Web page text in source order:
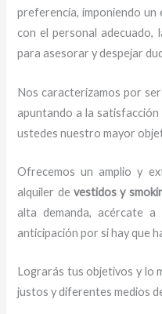
preferencia, imponiendo un
con el personal adecuado,
para asesorar y despejar
Nos caracterizamos por
apuntando a la
ustedes nuestro mayor
Ofrecemos un amplio y
alquiler devestidos y
alta demanda, acércate
anticipación por si hay que
Lograrás tus objetivos y lo
justos y diferentes medios